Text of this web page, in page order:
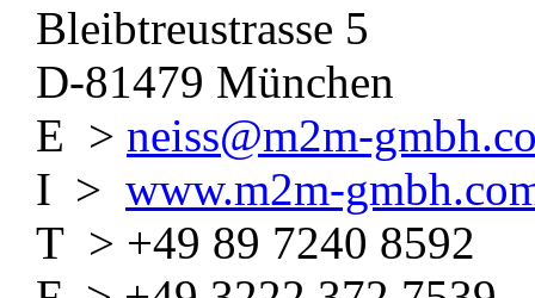
Bleibtreustrasse 5
D-81479 München
E > neiss@m2m-
I > www.m2m-
T > +49 89 7240 8592